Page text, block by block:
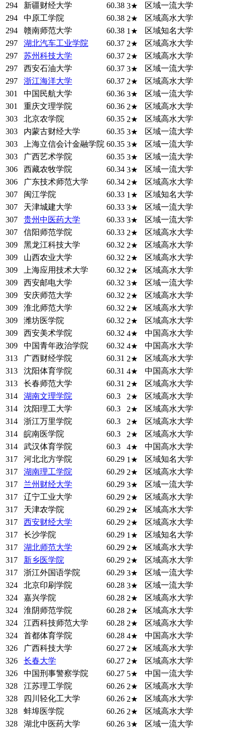
294
新疆财经大学 60.38 3★
区域一流大学
294
中原工学院 60.38 2★
区域高水大学
294
赣南师范大学 60.38 1★
区域知名大学
297
湖北汽车工业学院 60.37 2★
区域高水大学
297
苏州科技大学 60.37 2★
区域高水大学
297
西安石油大学 60.37 3★
区域一流大学
297
浙江海洋大学 60.37 2★
区域高水大学
301
中国民航大学 60.36 3★
区域一流大学
301
重庆文理学院 60.36 2★
区域高水大学
303
北京农学院 60.35 2★
区域高水大学
303
内蒙古财经大学 60.35 3★
区域一流大学
303
上海立信会计金融学院 60.35 3★
区域一流大学
303
广西艺术学院 60.35 3★
区域一流大学
306
西藏农牧学院 60.34 3★
区域一流大学
306
广东技术师范大学 60.34 2★
区域高水大学
307
闽江学院 60.33 1★
区域知名大学
307
天津城建大学 60.33 3★
区域一流大学
307
贵州中医药大学 60.33 3★
区域一流大学
307
信阳师范学院 60.33 2★
区域高水大学
309
黑龙江科技大学 60.32 2★
区域高水大学
309
山西农业大学 60.32 2★
区域高水大学
309
上海应用技术大学 60.32 2★
区域高水大学
309
西安邮电大学 60.32 3★
区域一流大学
309
安庆师范大学 60.32 2★
区域高水大学
309
淮北师范大学 60.32 2★
区域高水大学
309
潍坊医学院 60.32 2★
区域高水大学
309
西安美术学院 60.32 4★
中国高水大学
309
中国青年政治学院 60.32 4★
中国高水大学
313
广西财经学院 60.31 2★
区域高水大学
313
沈阳体育学院 60.31 4★
中国高水大学
313
长春师范大学 60.31 2★
区域高水大学
314
湖南文理学院 60.3 2★
区域高水大学
314
沈阳理工大学 60.3 2★
区域高水大学
314
浙江万里学院 60.3 2★
区域高水大学
314
皖南医学院 60.3 2★
区域高水大学
314
武汉体育学院 60.3 4★
中国高水大学
317
河北北方学院 60.29 1★
区域知名大学
317
湖南理工学院 60.29 2★
区域高水大学
317
兰州财经大学 60.29 3★
区域一流大学
317
辽宁工业大学 60.29 2★
区域高水大学
317
天津农学院 60.29 2★
区域高水大学
317
西安财经大学 60.29 2★
区域高水大学
317
长沙学院 60.29 1★
区域知名大学
317
湖北师范大学 60.29 2★
区域高水大学
317
新乡医学院 60.29 2★
区域高水大学
317
浙江外国语学院 60.29 3★
区域一流大学
324
北京印刷学院 60.28 3★
区域一流大学
324
嘉兴学院 60.28 2★
区域高水大学
324
淮阴师范学院 60.28 2★
区域高水大学
324
江西科技师范大学 60.28 2★
区域高水大学
324
首都体育学院 60.28 4★
中国高水大学
326
广西科技大学 60.27 2★
区域高水大学
326
长春大学 60.27 2★
区域高水大学
326
中国刑事警察学院 60.27 5★
中国一流大学
328
江苏理工学院 60.26 2★
区域高水大学
328
四川轻化工大学 60.26 2★
区域高水大学
328
蚌埠医学院 60.26 2★
区域高水大学
328
湖北中医药大学 60.26 3★ 区域一流大学